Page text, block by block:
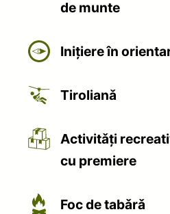
de munte
Iniţiere în
Tirolianǎ
Activitǎţi
cu premiere
Foc de tabǎrǎ